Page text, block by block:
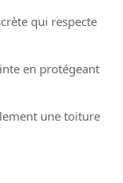
qui respecte
en protégeant
une toiture